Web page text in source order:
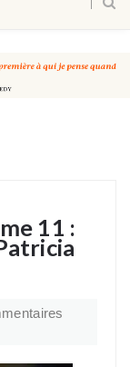
11 :